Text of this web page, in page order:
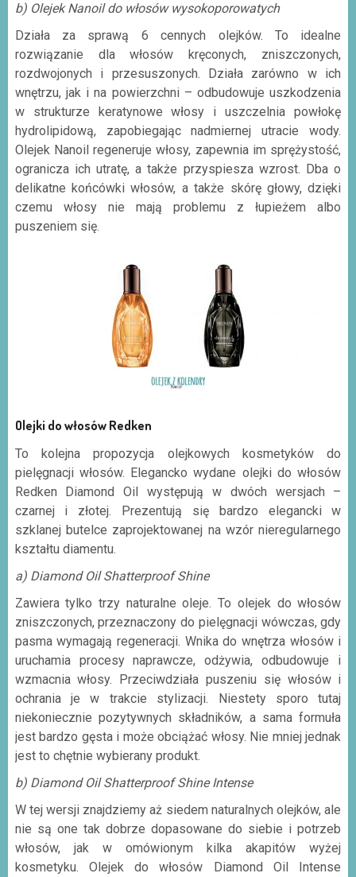
b) Olejek Nanoil do włosów wysokoporowatych
Działa za sprawą 6 cennych olejków. To idealne
rozwiązanie dla włosów kręconych, zniszczonych,
rozdwojonych i przesuszonych. Działa zarówno w ich
wnętrzu, jak i na powierzchni – odbudowuje uszkodzenia
w strukturze keratynowe włosy i uszczelnia powłokę
hydrolipidową, zapobiegając nadmiernej utracie wody.
Olejek Nanoil regeneruje włosy, zapewnia im sprężystość,
ogranicza ich utratę, a także przyspiesza wzrost. Dba o
delikatne końcówki włosów, a także skórę głowy, dzięki
czemu włosy nie mają problemu z łupieżem albo
puszeniem się.
Olejki do włosów Redken
To kolejna propozycja olejkowych kosmetyków do
pielęgnacji włosów. Elegancko wydane olejki do włosów
Redken Diamond Oil występują w dwóch wersjach –
czarnej i złotej. Prezentują się bardzo elegancki w
szklanej butelce zaprojektowanej na wzór nieregularnego
kształtu diamentu.
a) Diamond Oil Shatterproof Shine
Zawiera tylko trzy naturalne oleje. To olejek do włosów
zniszczonych, przeznaczony do pielęgnacji wówczas, gdy
pasma wymagają regeneracji. Wnika do wnętrza włosów i
uruchamia procesy naprawcze, odżywia, odbudowuje i
wzmacnia włosy. Przeciwdziała puszeniu się włosów i
ochrania je w trakcie stylizacji. Niestety sporo tutaj
niekoniecznie pozytywnych składników, a sama formuła
jest bardzo gęsta i może obciążać włosy. Nie mniej jednak
jest to chętnie wybierany produkt.
b) Diamond Oil Shatterproof Shine Intense
W tej wersji znajdziemy aż siedem naturalnych olejków, ale
nie są one tak dobrze dopasowane do siebie i potrzeb
włosów, jak w omówionym kilka akapitów wyżej
kosmetyku. Olejek do włosów Diamond Oil Intense